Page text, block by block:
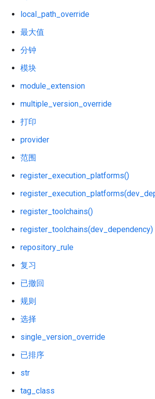
local_path_override
最大值
分钟
模块
module_extension
multiple_version_override
打印
provider
范围
register_execution_platforms()
register_toolchains()
register_toolchains(dev_dependency)
repository_rule
复习
已撤回
规则
选择
single_version_override
已排序
str
tag_class